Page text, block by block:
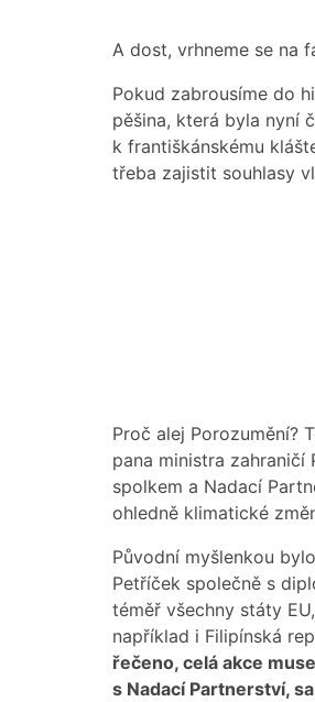
A dost, vrhneme se na
Pokud zabrousíme do
pěšina, která byla nyní
k františkánskému
třeba zajistit souhlasy
Proč alej Porozumění?
pana ministra zahraničí
spolkem a Nadací
ohledně klimatické
Původní myšlenkou
Petříček společně s
téměř všechny státy
například i Filipínská
řečeno, celá akce
s Nadací Partnerství,